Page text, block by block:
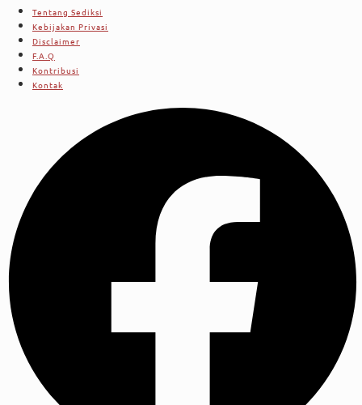
Tentang Sediksi
Kebijakan Privasi
Disclaimer
F.A.Q
Kontribusi
Kontak